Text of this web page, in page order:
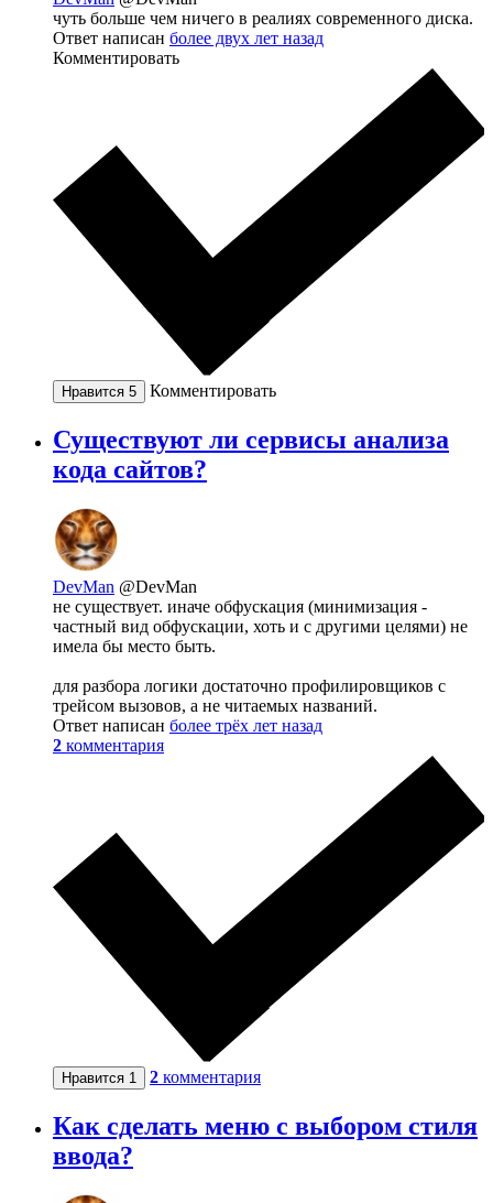
чуть больше чем ничего в реалиях современного диска.
Ответ написан более двух лет назад
Комментировать
Нравится 5 Комментировать
Существуют ли сервисы анализа
кода сайтов?
DevMan @DevMan
не существует. иначе обфускация (минимизация -
частный вид обфускации, хоть и с другими целями) не
имела бы место быть.
для разбора логики достаточно профилировщиков с
трейсом вызовов, а не читаемых названий.
Ответ написан более трёх лет назад
2 комментария
Нравится 1 2 комментария
Как сделать меню с выбором стиля
ввода?